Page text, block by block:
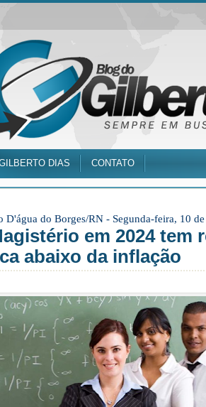
DIAS CONTATO
D'água do Borges/RN - Segunda-feira, 10
em 2024 tem
abaixo da inflação